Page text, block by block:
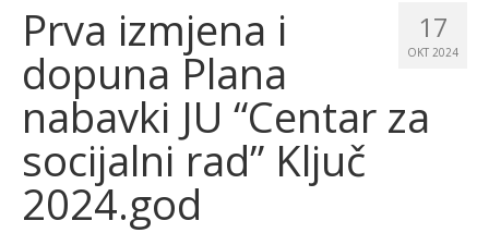
Službeni glasnici
Javne nabavke
Značajni datumi i manifestacije
Program energetske efikasnosti u stambenom
sektoru
17
OKT 2024
Prva izmjena i
dopuna Plana
nabavki JU “Centar za
socijalni rad” Ključ
2024.god